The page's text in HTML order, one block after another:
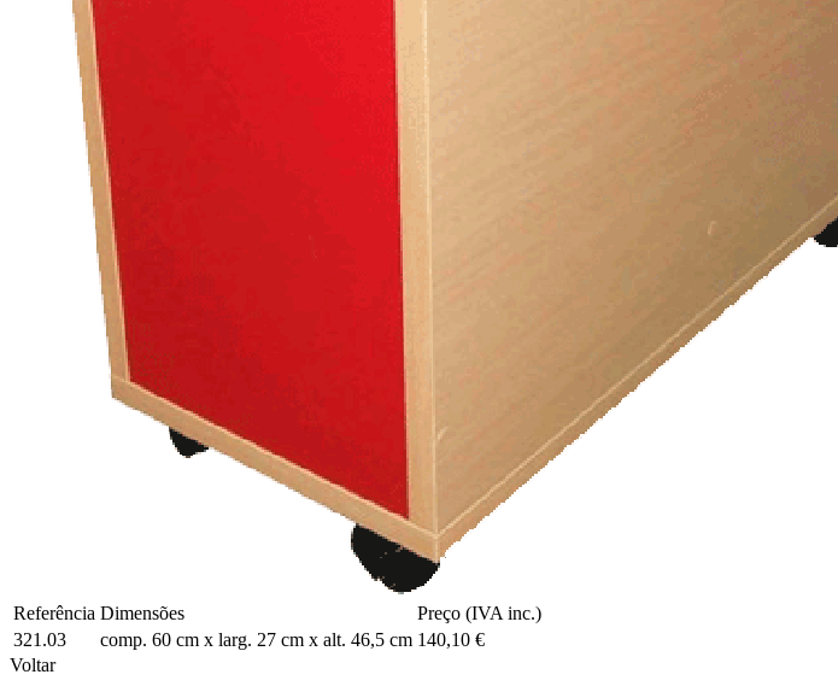
Referência Dimensões
Preço (IVA inc.)
321.03
comp. 60 cm x larg. 27 cm x alt. 46,5 cm 140,10 €
Voltar